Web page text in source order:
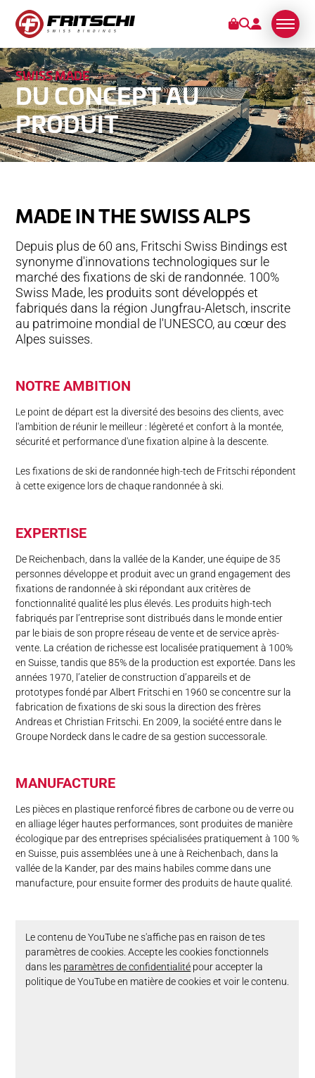
FIXATIONS
SERVICES
STORIES
DURABILITÉ
TECHNOLOGIE
PARTENARIATS
SWISS MADE
DU CONCEPT AU
PRODUIT
MADE IN­ ­­­THE SWISS ALPS
Depuis plus de 60 ans, Fritschi Swiss Bindings est
synonyme d'innovations technologiques sur le
marché des fixations de ski de randonnée. 100%
Swiss Made, les produits sont développés et
fabriqués dans la région Jungfrau-Aletsch, inscrite
au patrimoine mondial de l'UNESCO, au cœur des
Alpes suisses.
NOTRE AMBITION
Le point de départ est la diversité des besoins des clients, avec
l'ambition de réunir le meilleur : légèreté et confort à la montée,
sécurité et performance d'une fixation alpine à la descente.
Les fixations de ski de randonnée high-tech de Fritschi répondent
à cette exigence lors de chaque randonnée à ski.
EXPERTISE
De Reichenbach, dans la vallée de la Kander, une équipe de 35
personnes développe et produit avec un grand engagement des
fixations de randonnée à ski répondant aux critères de
fonctionnalité qualité les plus élevés. Les produits high-tech
fabriqués par l’entreprise sont distribués dans le monde entier
par le biais de son propre réseau de vente et de service après-
vente. La création de richesse est localisée pratiquement à 100%
en Suisse, tandis que 85% de la production est exportée. Dans les
années 1970, l’atelier de construction d’appareils et de
prototypes fondé par Albert Fritschi en 1960 se concentre sur la
fabrication de fixations de ski sous la direction des frères
Andreas et Christian Fritschi. En 2009, la société entre dans le
Groupe Nordeck dans le cadre de sa gestion successorale.
MANUFACTURE
Les pièces en plastique renforcé fibres de carbone ou de verre ou
en alliage léger hautes performances, sont produites de manière
écologique par des entreprises spécialisées pratiquement à 100 %
en Suisse, puis assemblées une à une à Reichenbach, dans la
vallée de la Kander, par des mains habiles comme dans une
manufacture, pour ensuite former des produits de haute qualité.
Le contenu de YouTube ne s'affiche pas en raison de tes
paramètres de cookies. Accepte les cookies fonctionnels
dans les paramètres de confidentialité pour accepter la
politique de YouTube en matière de cookies et voir le contenu.